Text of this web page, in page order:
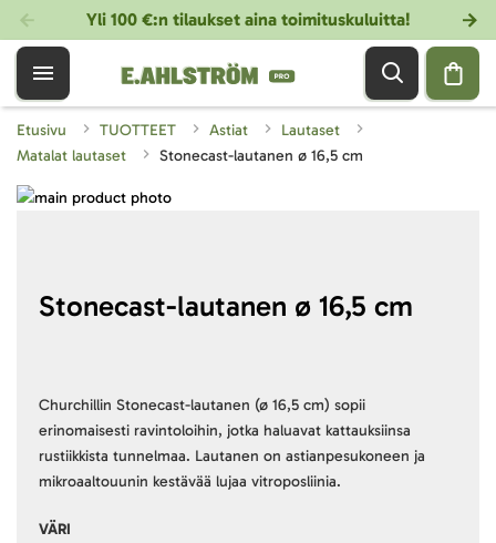
Yli 100 €:n tilaukset aina toimituskuluitta!
Etusivu TUOTTEET Astiat
Lautaset
Matalat lautaset
Stonecast-lautanen ø 16,5 cm
Stonecast-lautanen ø 16,5 cm
Churchillin Stonecast-lautanen (ø 16,5 cm) sopii
erinomaisesti ravintoloihin, jotka haluavat kattauksiinsa
rustiikkista tunnelmaa. Lautanen on astianpesukoneen ja
mikroaaltouunin kestävää lujaa vitroposliinia.
VÄRI
Skip
beginning
gallery